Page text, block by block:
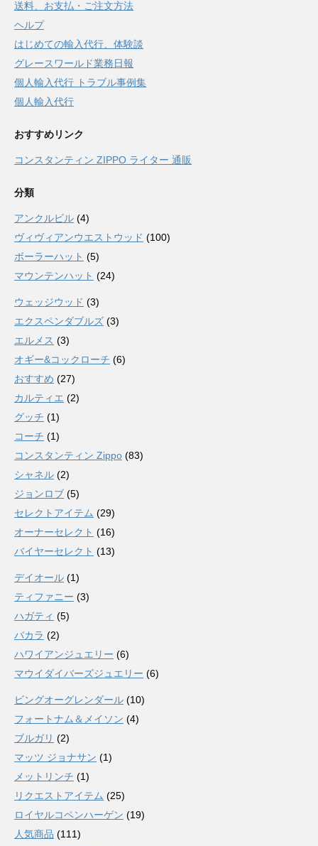
送料、お支払・ご注文方法
ヘルプ
はじめての輸入代行、体験談
グレースワールド業務日報
個人輸入代行 トラブル事例集
個人輸入代行
おすすめリンク
コンスタンティン ZIPPO ライター 通販
分類
アンクルビル (4)
ヴィヴィアンウエストウッド (100)
ボーラーハット (5)
マウンテンハット (24)
ウェッジウッド (3)
エクスペンダブルズ (3)
エルメス (3)
オギー&コックローチ (6)
おすすめ (27)
カルティエ (2)
グッチ (1)
コーチ (1)
コンスタンティン Zippo (83)
シャネル (2)
ジョンロブ (5)
セレクトアイテム (29)
オーナーセレクト (16)
バイヤーセレクト (13)
デイオール (1)
ティファニー (3)
ハガティ (5)
バカラ (2)
ハワイアンジュエリー (6)
マウイダイバーズジュエリー (6)
ビングオーグレンダール (10)
フォートナム＆メイソン (4)
ブルガリ (2)
マッツ ジョナサン (1)
メットリンチ (1)
リクエストアイテム (25)
ロイヤルコペンハーゲン (19)
人気商品 (111)